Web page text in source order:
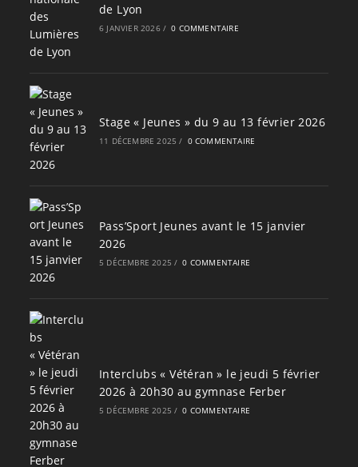
de Lyon
6 JANVIER 2026 / 0 COMMENTAIRE
Stage « Jeunes » du 9 au 13 février 2026
11 DÉCEMBRE 2025 / 0 COMMENTAIRE
Pass’Sport Jeunes avant le 15 janvier
2026
5 DÉCEMBRE 2025 / 0 COMMENTAIRE
Interclubs « Vétéran » le jeudi 5 février
2026 à 20h30 au gymnase Ferber
5 DÉCEMBRE 2025 / 0 COMMENTAIRE